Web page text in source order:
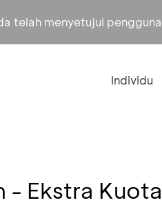
telah menyetujui
Individu
- Ekstra